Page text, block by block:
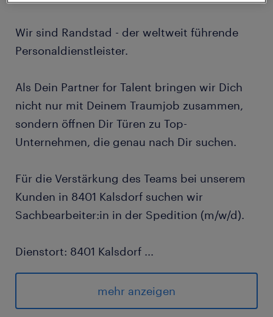
Wir sind Randstad - der weltweit führende
Personaldienstleister.
Als Dein Partner for Talent bringen wir Dich
nicht nur mit Deinem Traumjob zusammen,
sondern öffnen Dir Türen zu Top-
Unternehmen, die genau nach Dir suchen.
Für die Verstärkung des Teams bei unserem
Kunden in 8401 Kalsdorf suchen wir
Sachbearbeiter:in in der Spedition (m/w/d).
Dienstort: 8401 Kalsdorf ...
Arbeitszeit: Montag - Freitag, (6:30 -14:30 Uhr
und 14:30 - 23:00 Uhr)
Eintritt: ab sofort
mehr anzeigen